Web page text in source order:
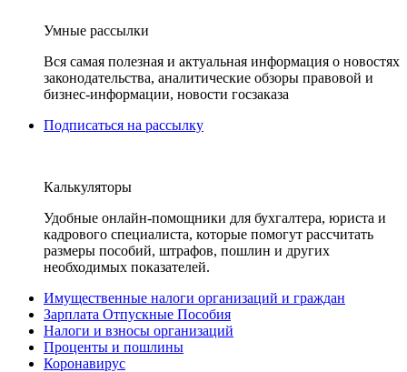
Умные рассылки
Вся самая полезная и актуальная информация о новостях
законодательства, аналитические обзоры правовой и
бизнес-информации, новости госзаказа
Подписаться на рассылку
Калькуляторы
Удобные онлайн-помощники для бухгалтера, юриста и
кадрового специалиста, которые помогут рассчитать
размеры пособий, штрафов, пошлин и других
необходимых показателей.
Имущественные налоги организаций и граждан
Зарплата Отпускные Пособия
Налоги и взносы организаций
Проценты и пошлины
Коронавирус